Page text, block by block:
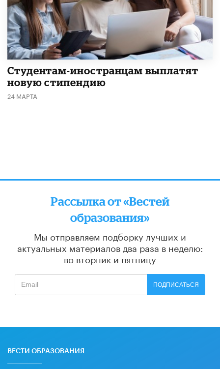
Студентам-иностранцам выплатят
новую стипендию
24 МАРТА
Рассылка от «Вестей
образования»
Мы отправляем подборку лучших и
актуальных материалов два раза в неделю:
во вторник и пятницу
ПОДПИСАТЬСЯ
ВЕСТИ ОБРАЗОВАНИЯ